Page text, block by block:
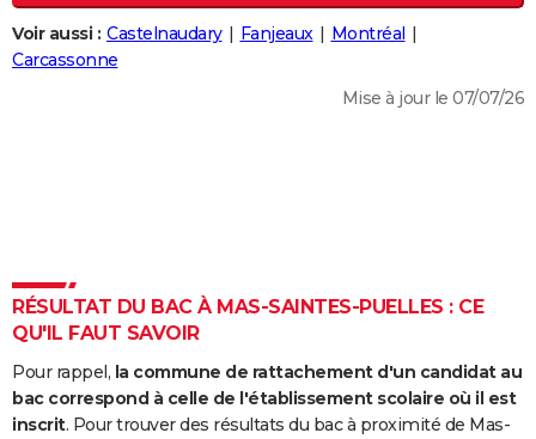
Destinations
City break
Voyage nature
Voyage de noces
Forum
Climat
+
PHOTO
COPAINS D'AVANT
S'inscrire
Se connecter
Lycées
Collèges
Primaires
Universités
Entreprises
Service militaire
Avis de recherche
AVIS DE DÉCÈS
FORUM
Voir aussi : Castelnaudary Fanjeaux
Montréal
Carcassonne
Mise à jour le 07/07/26
RÉSULTAT DU BAC À MAS-SAINTES-PUELLES : CE
QU'IL FAUT SAVOIR
Pour rappel, la commune de rattachement d'un candidat au
bac correspond à celle de l'établissement scolaire où il est
inscrit. Pour trouver des résultats du bac à proximité de Mas-